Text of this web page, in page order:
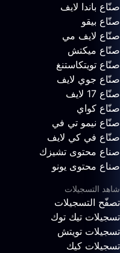
صنّاع باندا لايف
صنّاع بيقو
صنّاع لايف مي
صنّاع ميكتش
صنّاع تويتكاستنغ
صنّاع جوي لايف
صنّاع 17 لايف
صنّاع كواي
صنّاع نيمو تي في
صنّاع في كي لايف
صناع محتوى تشيزك
صناع محتوى يونو
شاهد التسجيلات
تصفّح التسجيلات
تسجيلات تيك توك
تسجيلات تويتش
تسجيلات كيك